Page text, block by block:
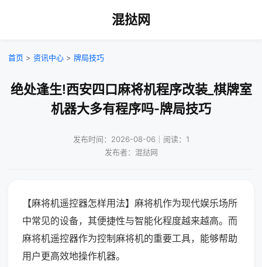
混挞网
首页 > 资讯中心 > 牌局技巧
绝处逢生!西安四口麻将机程序改装_棋牌室
机器大多有程序吗-牌局技巧
发布时间：2026-08-06｜阅读：1
发布者：混挞网
【麻将机遥控器怎样用法】麻将机作为现代娱乐场所
中常见的设备，其便捷性与智能化程度越来越高。而
麻将机遥控器作为控制麻将机的重要工具，能够帮助
用户更高效地操作机器。